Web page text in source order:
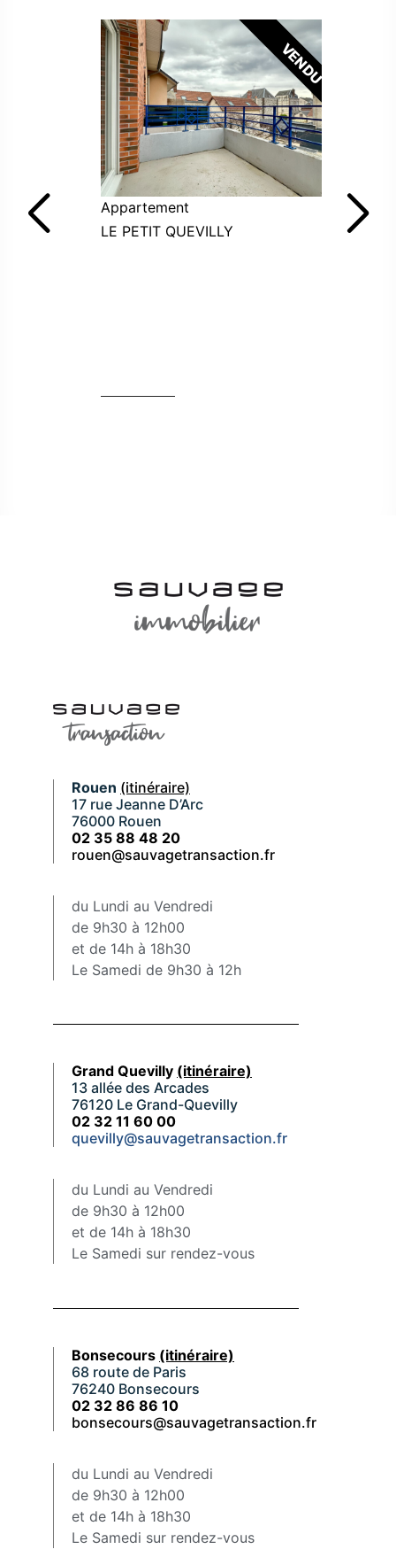
appartement
LE PETIT QUEVILLY
Rouen (itinéraire)
17 rue Jeanne D’Arc
76000 Rouen
02 35 88 48 20
rouen@sauvagetransaction.fr
du Lundi au Vendredi
de 9h30 à 12h00
et de 14h à 18h30
Le Samedi de 9h30 à 12h
Grand Quevilly (itinéraire)
13 allée des Arcades
76120 Le Grand-Quevilly
02 32 11 60 00
quevilly@sauvagetransaction.fr
du Lundi au Vendredi
de 9h30 à 12h00
et de 14h à 18h30
Le Samedi sur rendez-vous
Bonsecours (itinéraire)
68 route de Paris
76240 Bonsecours
02 32 86 86 10
bonsecours@sauvagetransaction.fr
du Lundi au Vendredi
de 9h30 à 12h00
et de 14h à 18h30
Le Samedi sur rendez-vous